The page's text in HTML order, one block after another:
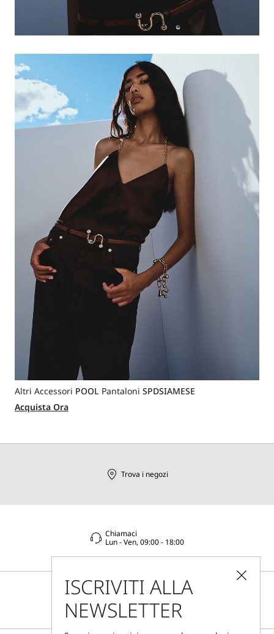
Altri Accessori POOL Pantaloni SPDSIAMESE
Acquista Ora
Trova i negozi
Chiamaci
Lun - Ven, 09:00 - 18:00
ISCRIVITI ALLA
NEWSLETTER